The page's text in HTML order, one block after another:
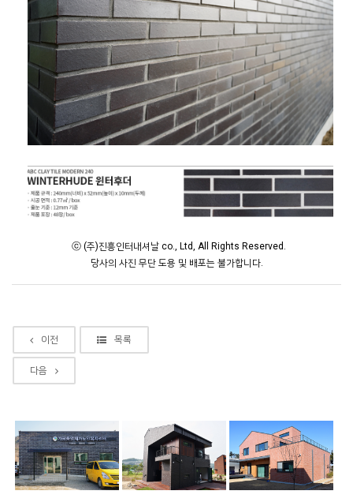
ⓒ (주)진흥인터내셔날 co., Ltd, All Rights Reserved.
당사의 사진 무단 도용 및 배포는 불가합니다.
이전 목록
다음